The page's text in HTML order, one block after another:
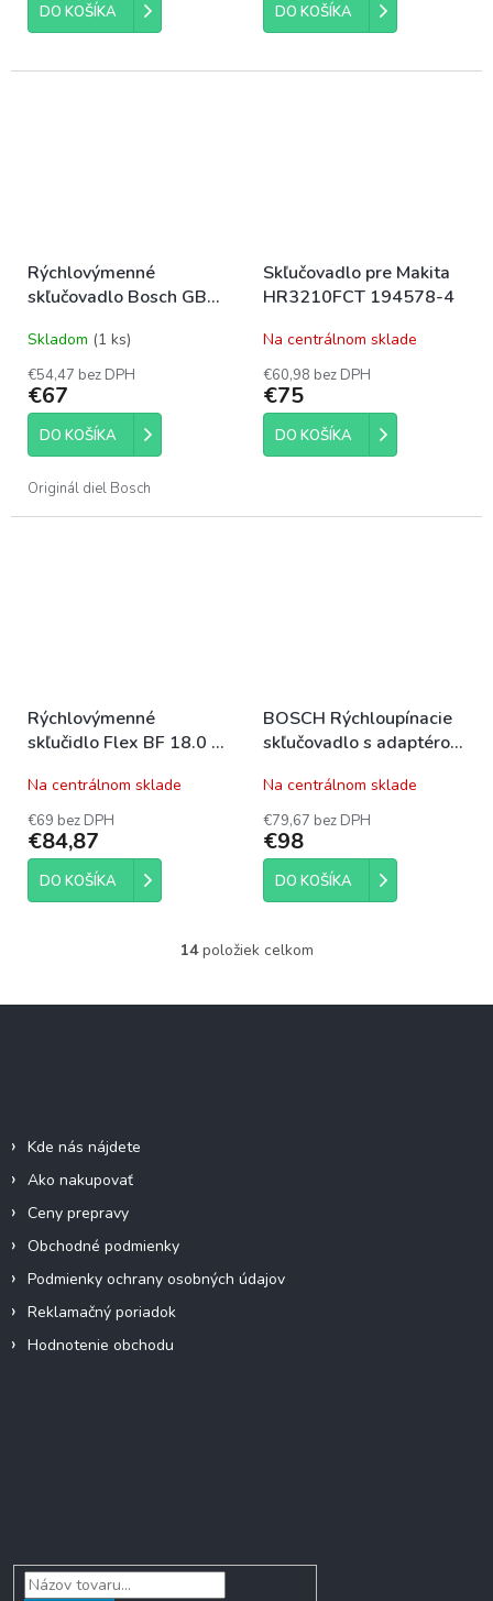
DO KOŠÍKA DO KOŠÍKA
Rýchlovýmenné
skľučovadlo Bosch GBH
Skladom (1 ks)
€54,47 bez DPH
€67
DO KOŠÍKA
Originál diel Bosch
Skľučovadlo pre Makita
HR3210FCT 194578-4
Na centrálnom sklade
€60,98 bez DPH
€75
DO KOŠÍKA
Rýchlovýmenné
skľučidlo Flex BF 18.0 -
Na centrálnom sklade
€69 bez DPH
€84,87
DO KOŠÍKA
BOSCH Rýchloupínacie
skľučovadlo s adaptérom
2608572212
Na centrálnom sklade
€79,67 bez DPH
€98
DO KOŠÍKA
O
l
ý
14položiek celkom
Kde nás nájdete
Ako nakupovať
Ceny prepravy
Obchodné podmienky
Podmienky ochrany osobných údajov
Reklamačný poriadok
Hodnotenie obchodu